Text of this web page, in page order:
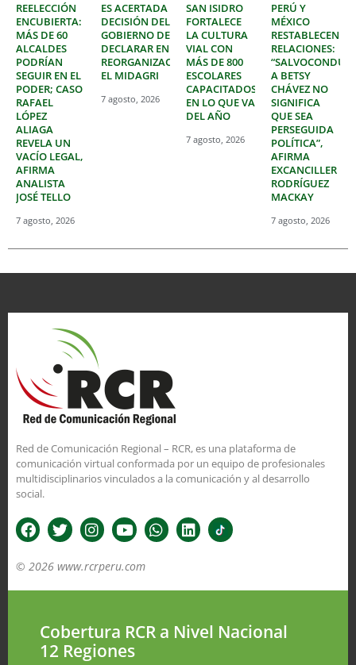
REELECCIÓN
ENCUBIERTA:
MÁS DE 60
ALCALDES
PODRÍAN
SEGUIR EN EL
PODER; CASO
RAFAEL
LÓPEZ
ALIAGA
REVELA UN
VACÍO LEGAL,
AFIRMA
ANALISTA
JOSÉ TELLO
7 agosto, 2026
ES ACERTADA
DECISIÓN DEL
GOBIERNO DE
DECLARAR EN
REORGANIZACIÓN
EL MIDAGRI
7 agosto, 2026
SAN ISIDRO
FORTALECE
LA CULTURA
VIAL CON
MÁS DE 800
ESCOLARES
CAPACITADOS
EN LO QUE VA
DEL AÑO
7 agosto, 2026
PERÚ Y
MÉXICO
RESTABLECEN
RELACIONES:
A BETSY
CHÁVEZ NO
SIGNIFICA
QUE SEA
PERSEGUIDA
POLÍTICA”,
AFIRMA
EXCANCILLER
RODRÍGUEZ
MACKAY
7 agosto, 2026
Red de Comunicación Regional – RCR, es una plataforma de
comunicación virtual conformada por un equipo de profesionales
multidisciplinarios vinculados a la comunicación y al desarrollo
social.
© 2026 www.rcrperu.com
Cobertura RCR a Nivel Nacional
12 Regiones